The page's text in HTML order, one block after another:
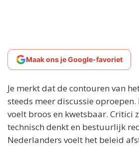
Maak ons je Google-favoriet
Je merkt dat de contouren van
steeds meer discussie
voelt broos en kwetsbaar. Critici
technisch denkt en bestuurlijk
Nederlanders voelt het beleid